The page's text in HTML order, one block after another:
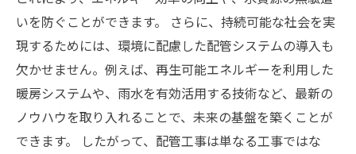
いを防ぐことができます。 さらに、持続可能な社会を実
現するためには、環境に配慮した配管システムの導入も
欠かせません。例えば、再生可能エネルギーを利用した
暖房システムや、雨水を有効活用する技術など、最新の
ノウハウを取り入れることで、未来の基盤を築くことが
できます。 したがって、配管工事は単なる工事ではな